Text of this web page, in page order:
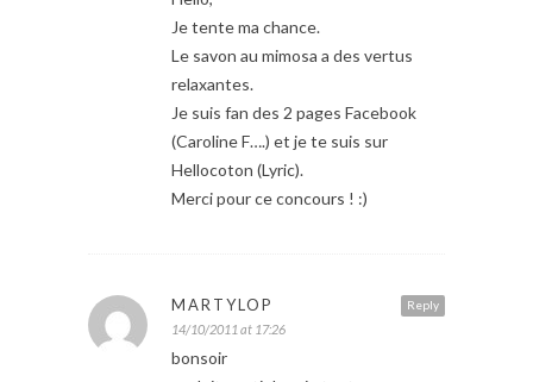
Je tente ma chance.
Le savon au mimosa a des vertus
relaxantes.
Je suis fan des 2 pages Facebook
(Caroline F….) et je te suis sur
Hellocoton (Lyric).
Merci pour ce concours ! :)
Reply
MARTYLOP
14/10/2011 at 17:26
bonsoir